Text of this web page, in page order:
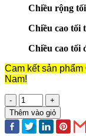
Chiều rộng
Chiều cao tối
Chiều cao
Cam kết sản phẩm
Nam!
-
+
Thêm vào giỏ